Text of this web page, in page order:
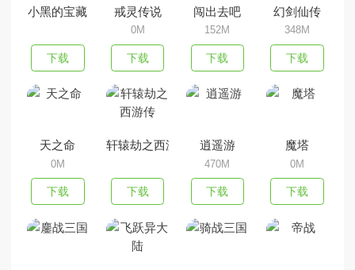
小黑的宝藏
下载
戒灵传说
0M
下载
闯出去吧
152M
下载
幻剑仙传
348M
下载
天之命
0M
下载
轩辕劫之西游传
下载
逍遥游
470M
下载
魔塔
0M
下载